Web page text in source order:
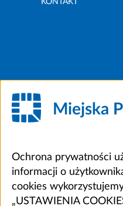
KONTAKT
Miejska
Ochrona prywatności
informacji o
cookies
„USTAWIENIA